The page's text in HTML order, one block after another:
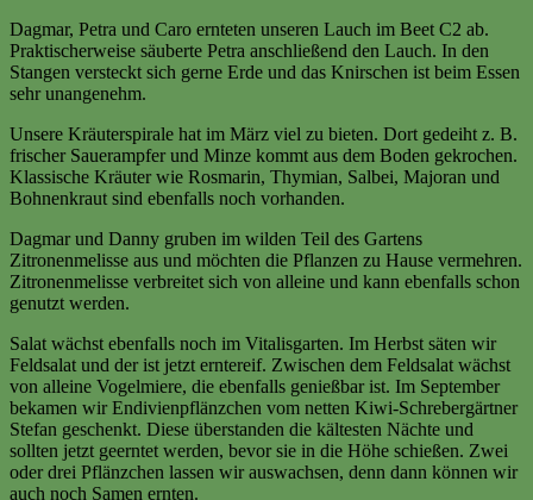
Dagmar, Petra und Caro ernteten unseren Lauch im Beet C2 ab.
Praktischerweise säuberte Petra anschließend den Lauch. In den
Stangen versteckt sich gerne Erde und das Knirschen ist beim Essen
sehr unangenehm.
Unsere Kräuterspirale hat im März viel zu bieten. Dort gedeiht z. B.
frischer Sauerampfer und Minze kommt aus dem Boden gekrochen.
Klassische Kräuter wie Rosmarin, Thymian, Salbei, Majoran und
Bohnenkraut sind ebenfalls noch vorhanden.
Dagmar und Danny gruben im wilden Teil des Gartens
Zitronenmelisse aus und möchten die Pflanzen zu Hause vermehren.
Zitronenmelisse verbreitet sich von alleine und kann ebenfalls schon
genutzt werden.
Salat wächst ebenfalls noch im Vitalisgarten. Im Herbst säten wir
Feldsalat und der ist jetzt erntereif. Zwischen dem Feldsalat wächst
von alleine Vogelmiere, die ebenfalls genießbar ist. Im September
bekamen wir Endivienpflänzchen vom netten Kiwi-Schrebergärtner
Stefan geschenkt. Diese überstanden die kältesten Nächte und
sollten jetzt geerntet werden, bevor sie in die Höhe schießen. Zwei
oder drei Pflänzchen lassen wir auswachsen, denn dann können wir
auch noch Samen ernten.